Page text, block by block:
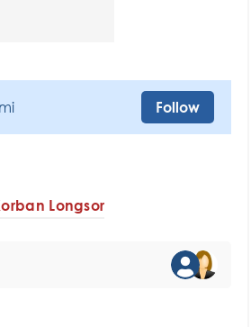
Follow
Longsor